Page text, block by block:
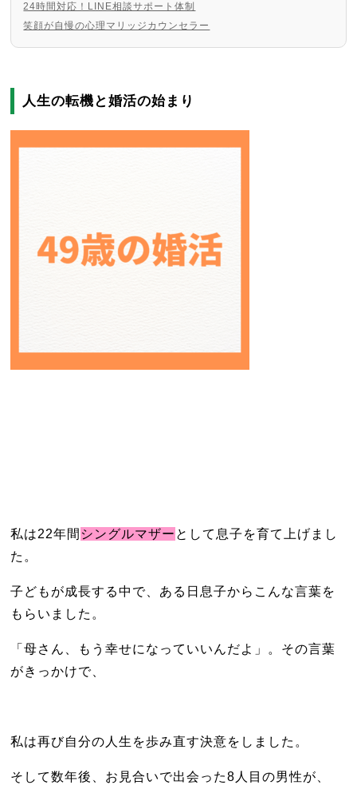
24時間対応！LINE相談サポート体制
笑顔が自慢の心理マリッジカウンセラー
人生の転機と婚活の始まり
私は22年間 シングルマザー として息子を育て上げまし
た。
子どもが成長する中で、ある日息子からこんな言葉を
もらいました。
「母さん、もう幸せになっていいんだよ」。その言葉
がきっかけで、
私は再び自分の人生を歩み直す決意をしました。
そして数年後、お見合いで出会った8人目の男性が、